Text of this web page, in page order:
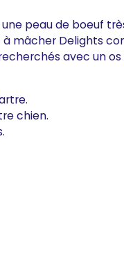
peau de boeuf
à mâcher Delights
avec un os
chien.